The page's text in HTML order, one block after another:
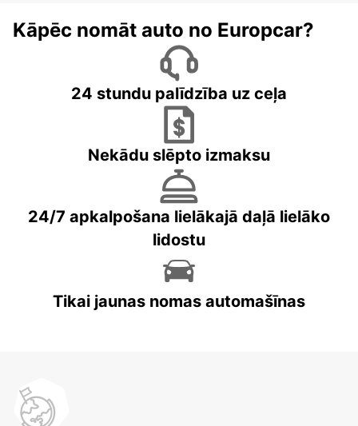
Kāpēc nomāt auto no Europcar?
24 stundu palīdzība uz ceļa
Nekādu slēpto izmaksu
24/7 apkalpošana lielākajā daļā lielāko
lidostu
Tikai jaunas nomas automašīnas